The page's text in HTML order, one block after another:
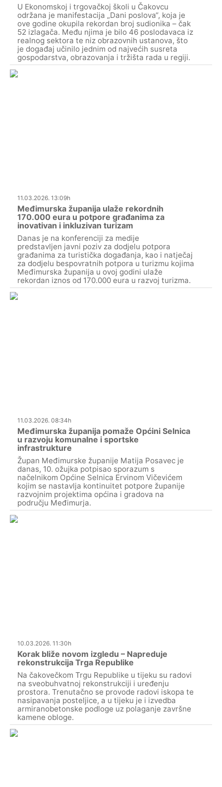
U Ekonomskoj i trgovačkoj školi u Čakovcu
održana je manifestacija „Dani poslova“, koja je
ove godine okupila rekordan broj sudionika – čak
52 izlagača. Među njima je bilo 46 poslodavaca iz
realnog sektora te niz obrazovnih ustanova, što
je događaj učinilo jednim od najvećih susreta
gospodarstva, obrazovanja i tržišta rada u regiji.
11.03.2026. 13:09h
Međimurska županija ulaže rekordnih
170.000 eura u potpore građanima za
inovativan i inkluzivan turizam
Danas je na konferenciji za medije
predstavljen javni poziv za dodjelu potpora
građanima za turistička događanja, kao i natječaj
za dodjelu bespovratnih potpora u turizmu kojima
Međimurska županija u ovoj godini ulaže
rekordan iznos od 170.000 eura u razvoj turizma.
11.03.2026. 08:34h
Međimurska županija pomaže Općini Selnica
u razvoju komunalne i sportske
infrastrukture
Župan Međimurske županije Matija Posavec je
danas, 10. ožujka potpisao sporazum s
načelnikom Općine Selnica Ervinom Vičevićem
kojim se nastavlja kontinuitet potpore županije
razvojnim projektima općina i gradova na
području Međimurja.
10.03.2026. 11:30h
Korak bliže novom izgledu – Napreduje
rekonstrukcija Trga Republike
Na čakovečkom Trgu Republike u tijeku su radovi
na sveobuhvatnoj rekonstrukciji i uređenju
prostora. Trenutačno se provode radovi iskopa te
nasipavanja posteljice, a u tijeku je i izvedba
armiranobetonske podloge uz polaganje završne
kamene obloge.